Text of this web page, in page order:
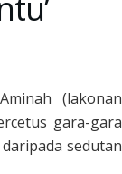
(lakonan
gara-gara
sedutan